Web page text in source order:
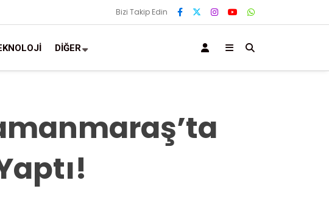
Bizi Takip Edin
DİĞER